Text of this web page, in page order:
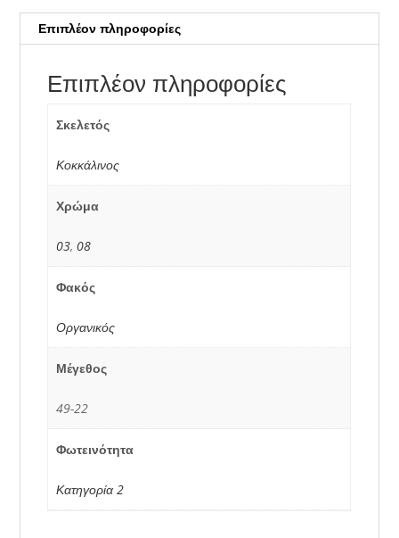
Επιπλέον πληροφορίες
Επιπλέον πληροφορίες
Σκελετός
Κοκκάλινος
Χρώμα
03, 08
Φακός
Οργανικός
Μέγεθος
49-22
Φωτεινότητα
Κατηγορία 2